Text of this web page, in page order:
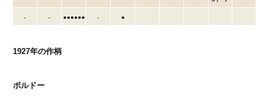
- - ●●●●●● - ●
1927年の作柄
ボルドー